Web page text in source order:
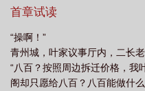
首章试读
“操啊！”
青州城，叶家议事厅内，二长
“八百？按照周边拆迁价格，我
阁却只愿给八百？八百能做什